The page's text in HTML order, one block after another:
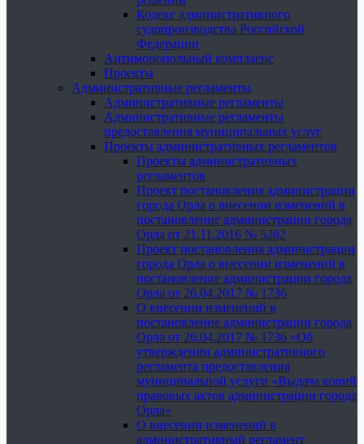
Кодекс административного
судопроизводства Российской
Федерации
Антимонопольный комплаенс
Проекты
Административные регламенты
Административные регламенты
Административные регламенты
предоставления муниципальных услуг
Проекты административных регламентов
Проекты административных
регламентов
Проект постановления администрации
города Орла о внесении изменений в
постановление администрации города
Орла от 21.11.2016 № 5282
Проект постановления администрации
города Орла о внесении изменений в
постановление администрации города
Орла от 26.04.2017 № 1736
О внесении изменений в
постановление администрации города
Орла от 26.04.2017 № 1736 «Об
утверждении административного
регламента предоставления
муниципальной услуги «Выдача копий
правовых актов администрации города
Орла»
О внесении изменений в
административный регламент